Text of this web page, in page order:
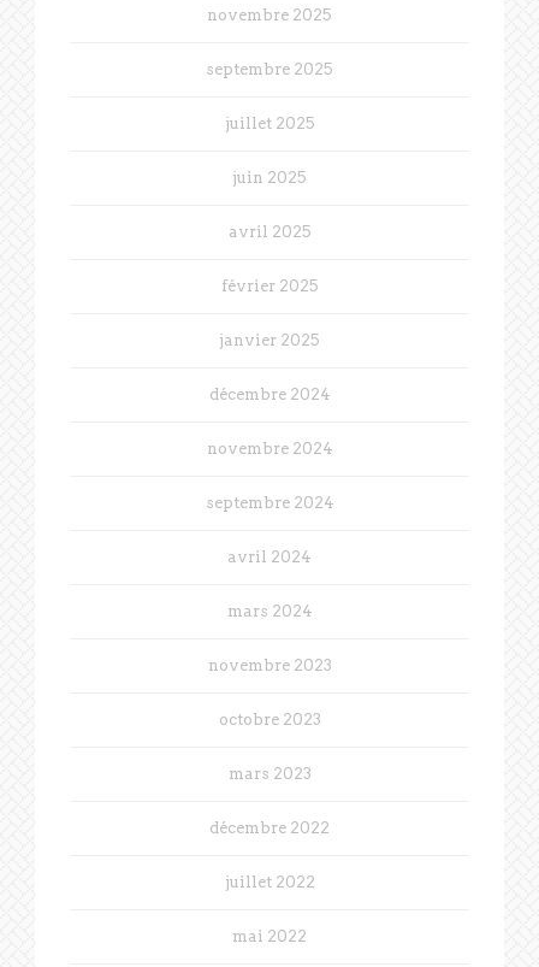
novembre 2025
septembre 2025
juillet 2025
juin 2025
avril 2025
février 2025
janvier 2025
décembre 2024
novembre 2024
septembre 2024
avril 2024
mars 2024
novembre 2023
octobre 2023
mars 2023
décembre 2022
juillet 2022
mai 2022